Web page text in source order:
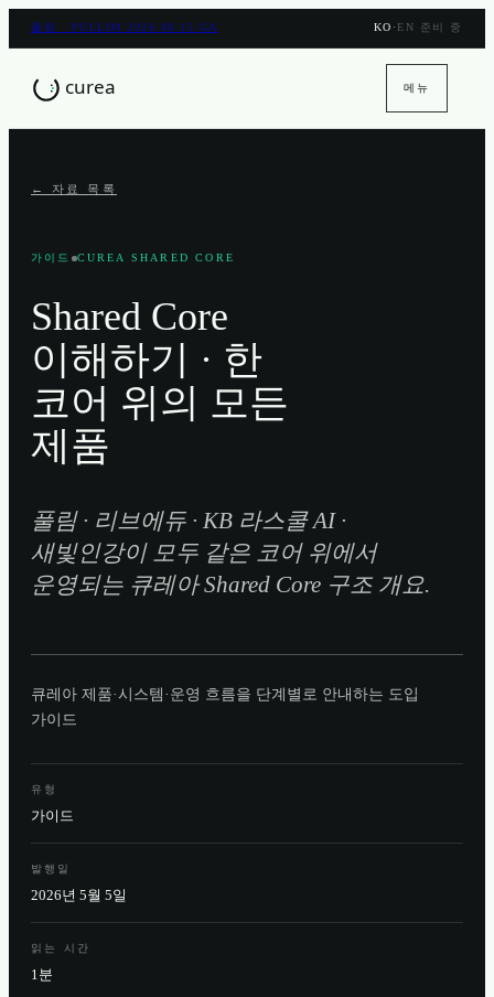
풀림 · PULLIM 2026.06.15 GA KO · EN 준비 중
메뉴
← 자료 목록
가이드 CUREA SHARED CORE
Shared Core
이해하기 · 한
코어 위의 모든
제품
풀림 · 리브에듀 · KB 라스쿨 AI ·
새빛인강이 모두 같은 코어 위에서
운영되는 큐레아 Shared Core 구조 개요.
큐레아 제품·시스템·운영 흐름을 단계별로 안내하는 도입
가이드
유형
가이드
발행일
2026년 5월 5일
읽는 시간
1분